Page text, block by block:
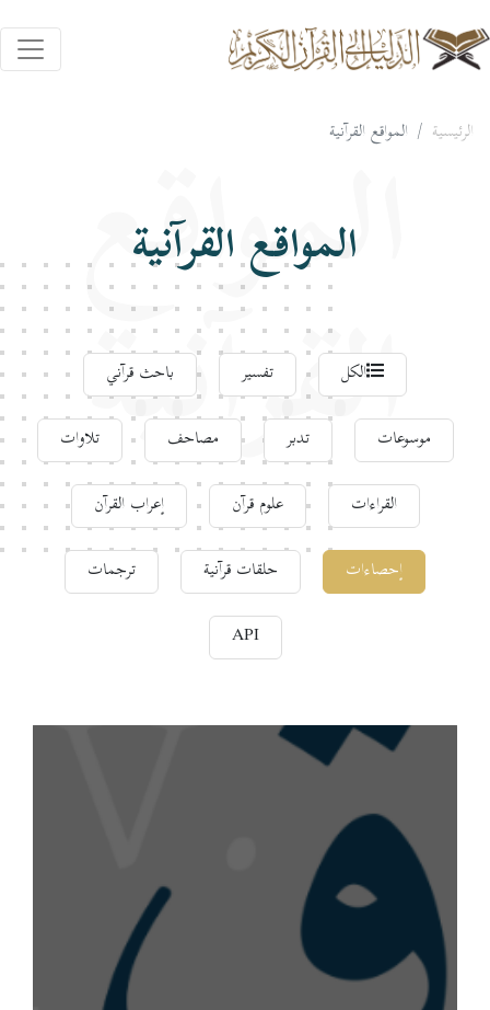
الرئيسية المواقع القرآنية
المواقع القرآنية
المواقع
القرآنية
الكل تفسير باحث قرآني
موسوعات تدبر مصاحف تلاوات
القراءات علوم قرآن إعراب القرآن
إحصاءات حلقات قرآنية ترجمات
API